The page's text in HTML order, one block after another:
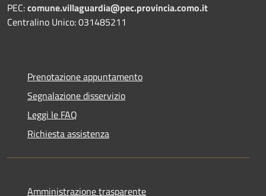
PEC:comune.villaguardia@pec.provincia.como.it
Centralino Unico: 031485211
Prenotazione appuntamento
Segnalazione disservizio
Leggi le FAQ
Richiesta assistenza
Amministrazione trasparente